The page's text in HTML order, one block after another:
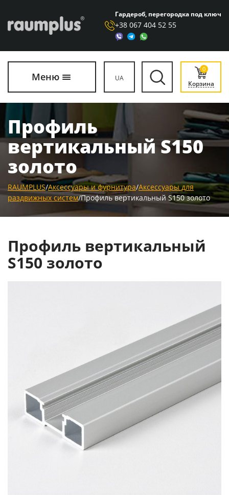
Гардероб, перегородка под ключ
+38 067 404 52 55
Меню UA
0
Корзина
Профиль
вертикальный S150
золото
RAUMPLUS/Аксессуары и фурнитура/Аксессуары для
раздвижных систем/Профиль вертикальный S150 золото
Профиль вертикальный
S150 золото